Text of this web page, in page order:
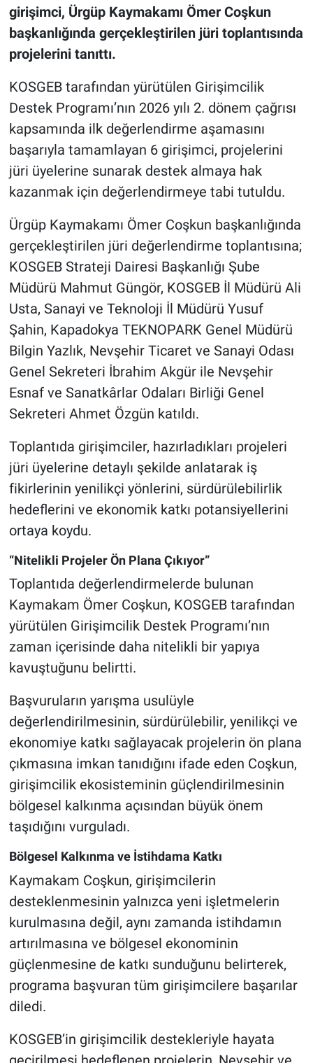
girişimci, Ürgüp Kaymakamı Ömer Coşkun
başkanlığında gerçekleştirilen jüri toplantısında
projelerini tanıttı.
KOSGEB tarafından yürütülen Girişimcilik
Destek Programı’nın 2026 yılı 2. dönem çağrısı
kapsamında ilk değerlendirme aşamasını
başarıyla tamamlayan 6 girişimci, projelerini
jüri üyelerine sunarak destek almaya hak
kazanmak için değerlendirmeye tabi tutuldu.
Ürgüp Kaymakamı Ömer Coşkun başkanlığında
gerçekleştirilen jüri değerlendirme toplantısına;
KOSGEB Strateji Dairesi Başkanlığı Şube
Müdürü Mahmut Güngör, KOSGEB İl Müdürü Ali
Usta, Sanayi ve Teknoloji İl Müdürü Yusuf
Şahin, Kapadokya TEKNOPARK Genel Müdürü
Bilgin Yazlık, Nevşehir Ticaret ve Sanayi Odası
Genel Sekreteri İbrahim Akgür ile Nevşehir
Esnaf ve Sanatkârlar Odaları Birliği Genel
Sekreteri Ahmet Özgün katıldı.
Toplantıda girişimciler, hazırladıkları projeleri
jüri üyelerine detaylı şekilde anlatarak iş
fikirlerinin yenilikçi yönlerini, sürdürülebilirlik
hedeflerini ve ekonomik katkı potansiyellerini
ortaya koydu.
“Nitelikli Projeler Ön Plana Çıkıyor”
Toplantıda değerlendirmelerde bulunan
Kaymakam Ömer Coşkun, KOSGEB tarafından
yürütülen Girişimcilik Destek Programı’nın
zaman içerisinde daha nitelikli bir yapıya
kavuştuğunu belirtti.
Başvuruların yarışma usulüyle
değerlendirilmesinin, sürdürülebilir, yenilikçi ve
ekonomiye katkı sağlayacak projelerin ön plana
çıkmasına imkan tanıdığını ifade eden Coşkun,
girişimcilik ekosisteminin güçlendirilmesinin
bölgesel kalkınma açısından büyük önem
taşıdığını vurguladı.
Bölgesel Kalkınma ve İstihdama Katkı
Kaymakam Coşkun, girişimcilerin
desteklenmesinin yalnızca yeni işletmelerin
kurulmasına değil, aynı zamanda istihdamın
artırılmasına ve bölgesel ekonominin
güçlenmesine de katkı sunduğunu belirterek,
programa başvuran tüm girişimcilere başarılar
diledi.
KOSGEB’in girişimcilik destekleriyle hayata
Aksaray
Kırşehir
Yerel
Genel
Asayiş
Kültür - Sanat
Politika
Magazin
Çevre
Haberde İnsan